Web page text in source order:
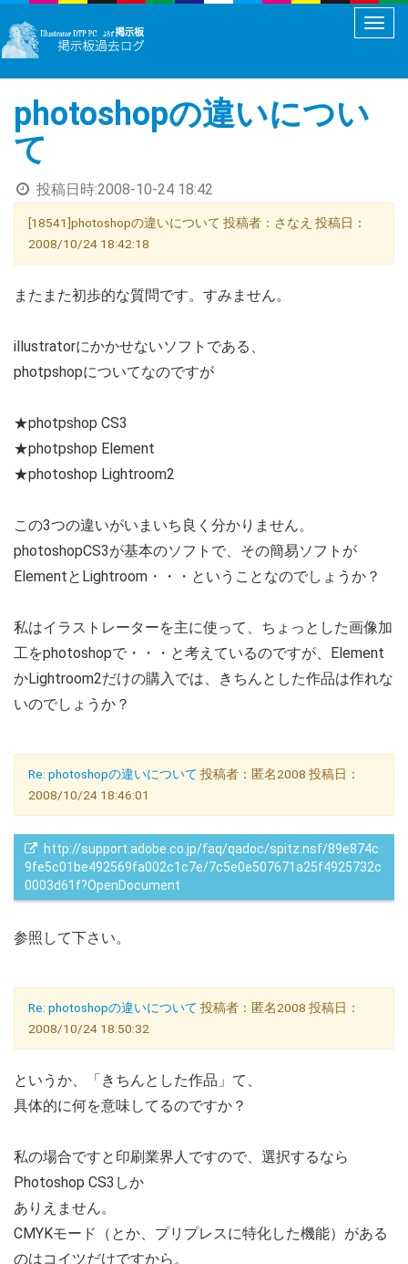
メ
ュ
え
photoshopの違いについ
て
投稿日時:2008-10-24 18:42
[18541]photoshopの違いについて 投稿者：さなえ 投稿日：
2008/10/24 18:42:18
またまた初歩的な質問です。すみません。
illustratorにかかせないソフトである、
photpshopについてなのですが
★photpshop CS3
★photpshop Element
★photoshop Lightroom2
この3つの違いがいまいち良く分かりません。
photoshopCS3が基本のソフトで、その簡易ソフトが
ElementとLightroom・・・ということなのでしょうか？
私はイラストレーターを主に使って、ちょっとした画像加
工をphotoshopで・・・と考えているのですが、Element
かLightroom2だけの購入では、きちんとした作品は作れな
いのでしょうか？
Re: photoshopの違いについて 投稿者：匿名2008 投稿日：
2008/10/24 18:46:01
http://support.adobe.co.jp/faq/qadoc/spitz.nsf/89e874c
9fe5c01be492569fa002c1c7e/7c5e0e507671a25f4925732c
0003d61f?OpenDocument
参照して下さい。
Re: photoshopの違いについて 投稿者：匿名2008 投稿日：
2008/10/24 18:50:32
というか、「きちんとした作品」て、
具体的に何を意味してるのですか？
私の場合ですと印刷業界人ですので、選択するなら
Photoshop CS3しか
ありえません。
CMYKモード（とか、プリプレスに特化した機能）がある
のはコイツだけですから。